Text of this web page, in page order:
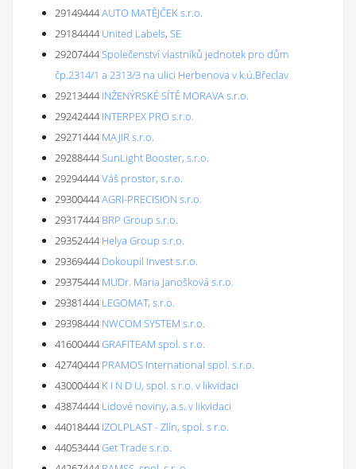
29149444AUTO MATĚJČEK s.r.o.
29184444 United Labels, SE
29207444Společenství vlastníků jednotek pro dům
čp.2314/1 a 2313/3 na ulici Herbenova v k.ú.Břeclav
29213444 INŽENÝRSKÉ SÍTĚ MORAVA s.r.o.
29242444 INTERPEX PRO s.r.o.
29271444 MAJIR s.r.o.
29288444SunLight Booster, s.r.o.
29294444Váš prostor, s.r.o.
29300444AGRI-PRECISION s.r.o.
29317444 BRP Group s.r.o.
29352444 Helya Group s.r.o.
29369444 Dokoupil Invest s.r.o.
29375444 MUDr. Maria Janošková s.r.o.
29381444 LEGOMAT, s.r.o.
29398444 NWCOM SYSTEM s.r.o.
41600444GRAFITEAM spol. s r.o.
42740444 PRAMOS International spol. s.r.o.
43000444 K I N D U, spol. s r.o. v likvidaci
43874444 Lidové noviny, a.s. v likvidaci
44018444 IZOLPLAST - Zlín, spol. s r.o.
44053444Get Trade s.r.o.